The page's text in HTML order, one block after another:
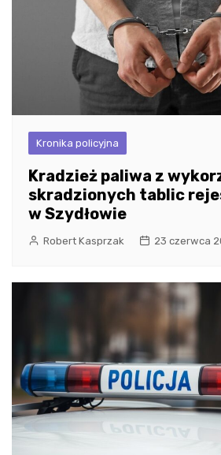
Kronika policyjna
Kradzież paliwa z
skradzionych tablic
w Szydłowie
Robert Kasprzak 23 czerwca